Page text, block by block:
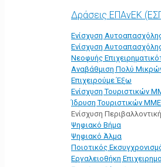
Δράσεις ΕΠΑνΕΚ
Ενίσχυση
Ενίσχυση
Νεοφυής
Αναβάθμιση Πολύ
Επιχειρούμε Έξω
Ενίσχυση Τουριστικών
Ίδρυση Τουριστικών ΜΜΕ
Ενίσχυση
Ψηφιακό Βήμα
Ψηφιακό Άλμα
Ποιοτικός
Εργαλειοθήκη